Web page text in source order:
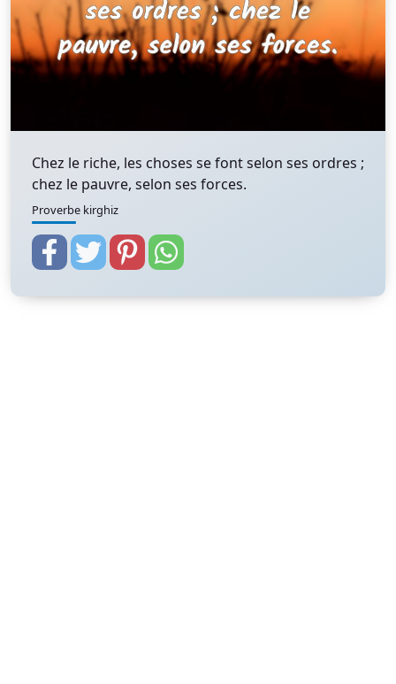
Chez le riche, les choses se font selon ses ordres ;
chez le pauvre, selon ses forces.
Proverbe kirghiz